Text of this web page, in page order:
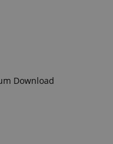
Download